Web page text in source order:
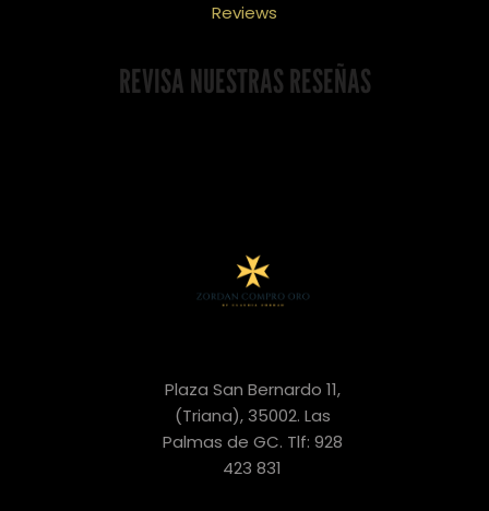
Reviews
REVISA NUESTRAS RESEÑAS
Plaza San Bernardo 11,
(Triana), 35002. Las
Palmas de GC. Tlf: 928
423 831